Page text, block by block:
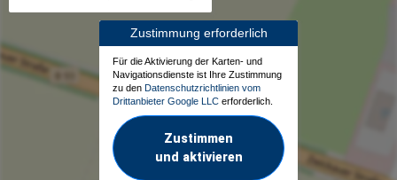
Zustimmung erforderlich
Für die Aktivierung der Karten- und
Navigationsdienste ist Ihre Zustimmung
zu den Datenschutzrichtlinien vom
Drittanbieter Google LLC erforderlich.
Zustimmen
und aktivieren